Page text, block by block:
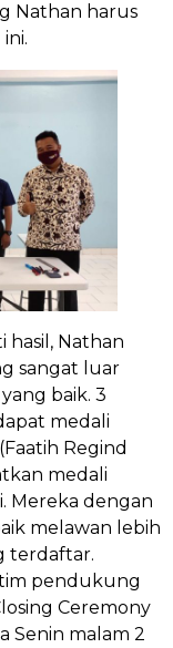
Nathan harus
hasil, Nathan
sangat luar
baik. 3
medali
Regind
medali
Mereka dengan
melawan lebih
terdaftar.
pendukung
Ceremony
Senin malam 2